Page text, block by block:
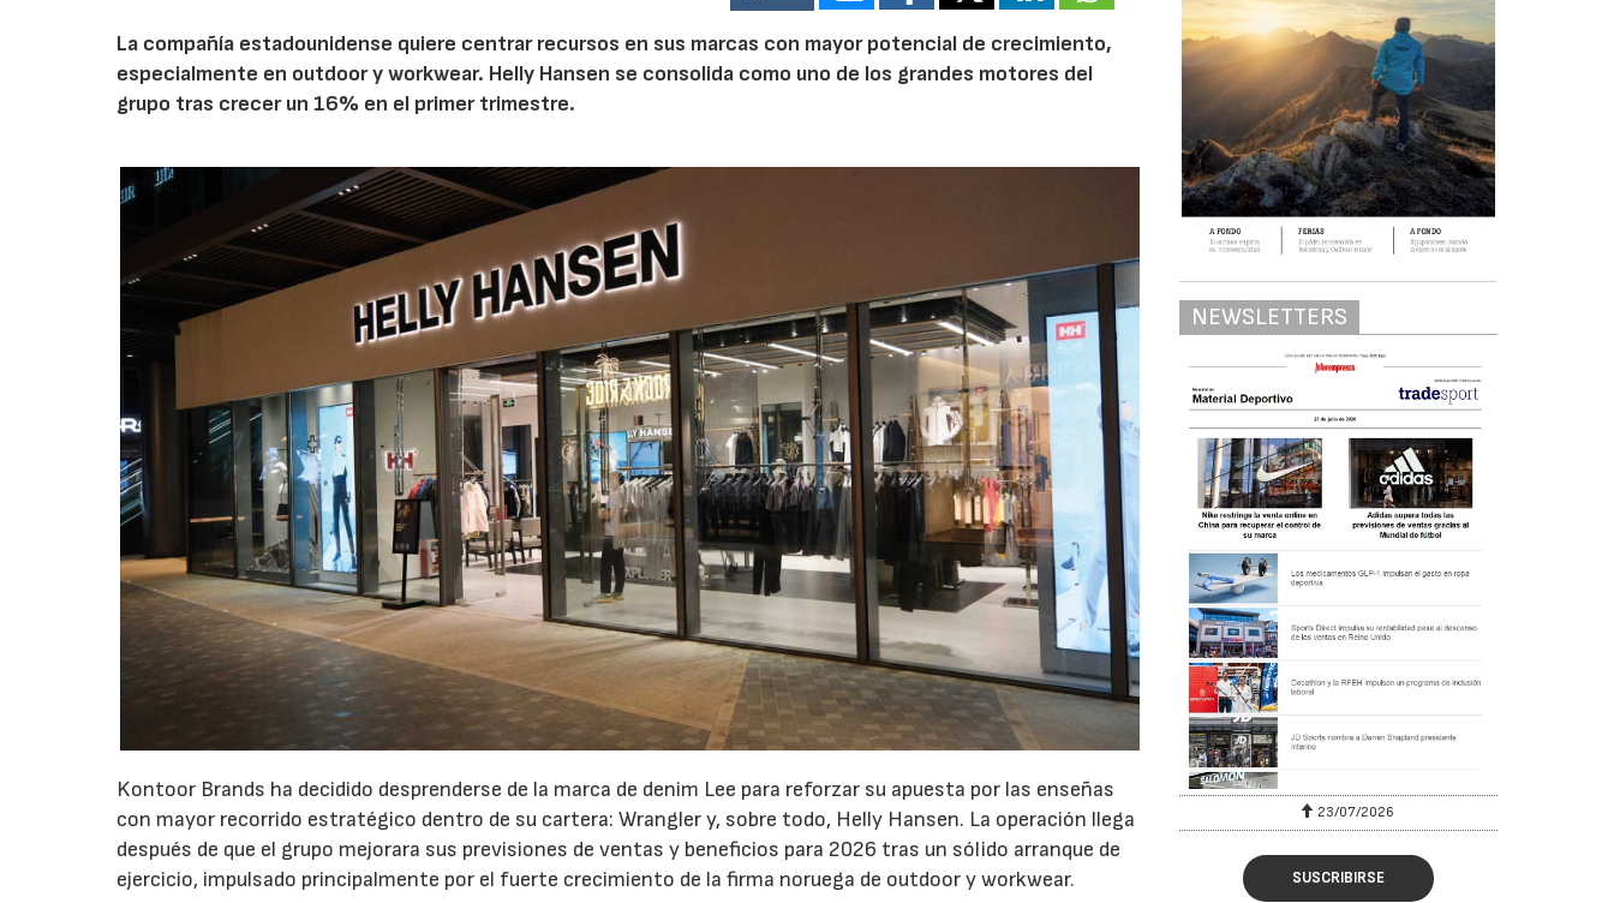
La compañía estadounidense quiere centrar recursos en sus marcas con mayor potencial de crecimiento,
especialmente en outdoor y workwear. Helly Hansen se consolida como uno de los grandes motores del
grupo tras crecer un 16% en el primer trimestre.
Kontoor Brands ha decidido desprenderse de la marca de denim Lee para reforzar su apuesta por las enseñas
con mayor recorrido estratégico dentro de su cartera: Wrangler y, sobre todo, Helly Hansen. La operación llega
después de que el grupo mejorara sus previsiones de ventas y beneficios para 2026 tras un sólido arranque de
ejercicio, impulsado principalmente por el fuerte crecimiento de la firma noruega de outdoor y workwear.
NEWSLETTERS
23/07/2026 30/07/2026 23/07/2026
SUSCRIBIRSE